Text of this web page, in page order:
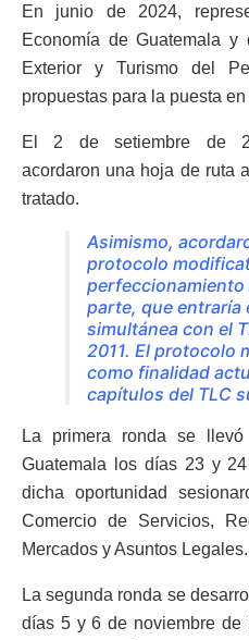
En junio de 2024,
Economía de Guatemala
Exterior y Turismo del
propuestas para la puesta
El 2 de setiembre de
acordaron una hoja de ruta
tratado.
Asimismo,
protocolo
perfeccionamiento
parte, que entraría
simultánea con el
2011. El protocolo
como finalidad
capítulos del TLC
La primera ronda se
Guatemala los días 23 y
dicha oportunidad
Comercio de Servicios,
Mercados y Asuntos Legales.
La segunda ronda se
días 5 y 6 de noviembre de